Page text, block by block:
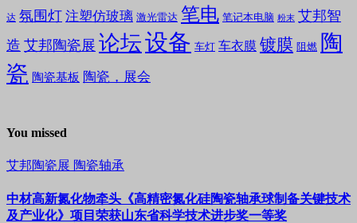
达 氛围灯 注塑仿玻璃 激光雷达 笔电 笔记本电脑 粉末 艾邦智
造 艾邦陶瓷展 论坛设备 车灯 车衣膜 镀膜 阻燃 陶
瓷 陶瓷基板 陶瓷，展会
You missed
艾邦陶瓷展 陶瓷轴承
中材高新氮化物牵头《高精密氮化硅陶瓷轴承球制备关键技术
及产业化》项目荣获山东省科学技术进步奖一等奖